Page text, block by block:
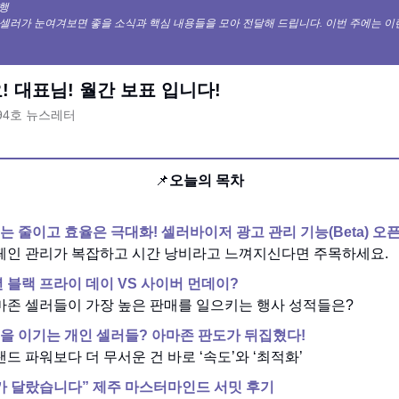
러가 눈여겨보면 좋을 소식과 핵심 내용들을 모아 전달해 드립니다. 이번 주에는 이
대표님! 월간 보표 입니다!
호 뉴스레터
📌오늘의 목차
줄이고 효율은 극대화! 셀러바이저 광고 관리 기능(Beta) 오
인 관리가 복잡하고 시간 낭비라고 느껴지신다면 주목하세요.
블랙 프라이 데이 VS 사이버 먼데이?
존 셀러들이 가장 높은 판매를 일으키는 행사 성적들은?
이기는 개인 셀러들? 아마존 판도가 뒤집혔다!
파워보다 더 무서운 건 바로 ‘속도’와 ‘최적화’
달랐습니다” 제주 마스터마인드 서밋 후기